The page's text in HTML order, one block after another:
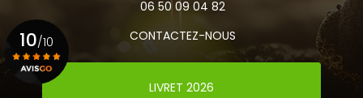
06 50 09 04 82
CONTACTEZ-NOUS
LIVRET 2026
10/10